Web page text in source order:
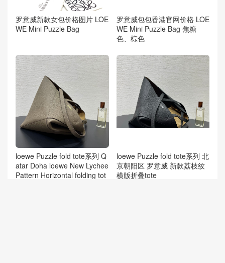
罗意威新款女包价格图片 LOE
WE Mini Puzzle Bag
罗意威包包香港官网价格 LOE
WE Mini Puzzle Bag 焦糖
色、棕色
loewe Puzzle fold tote系列 Q
atar Doha loewe New Lychee
Pattern Horizontal folding tot
loewe Puzzle fold tote系列 北
京朝阳区 罗意威 新款荔枝纹
横版折叠tote